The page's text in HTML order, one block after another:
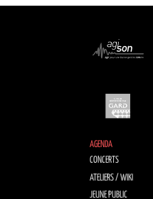
AGENDA
CONCERTS
ATELIERS / WIKI
JEUNE PUBLIC